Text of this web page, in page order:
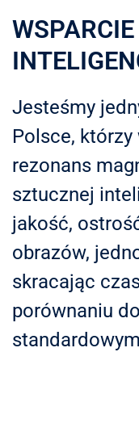
Jesteśmy
Polsce, którzy
rezonans
sztucznej
jakość,
obrazów,
skracając
porównaniu